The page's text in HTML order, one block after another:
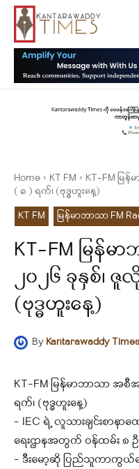
Home KT FM
KT-FM မြ
( ၈ ) ရက်၊ (ဗုဒ္ဓဟူးနေ့)
KT FM
မြန်မာဘာသာ FM
KT-FM မြန်
၂၀၂၆ ခုနှစ်၊
(ဗုဒ္ဓဟူးနေ့)
By Kantarawaddy Times
KT-FM မြန်မာဘာသာ အ
ရက်၊ (ဗုဒ္ဓဟူးနေ့)
– IEC ရဲ့ လူသားချင်းစာန
ရေးဌာနအတွက် ဝန်ထမ်း ၈ ဦ
– ဒီးမော့ဆို ပြည်သူကာကွယ်ရ